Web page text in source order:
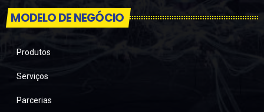
MODELO DE NEGÓCIO
Produtos
Serviços
Parcerias